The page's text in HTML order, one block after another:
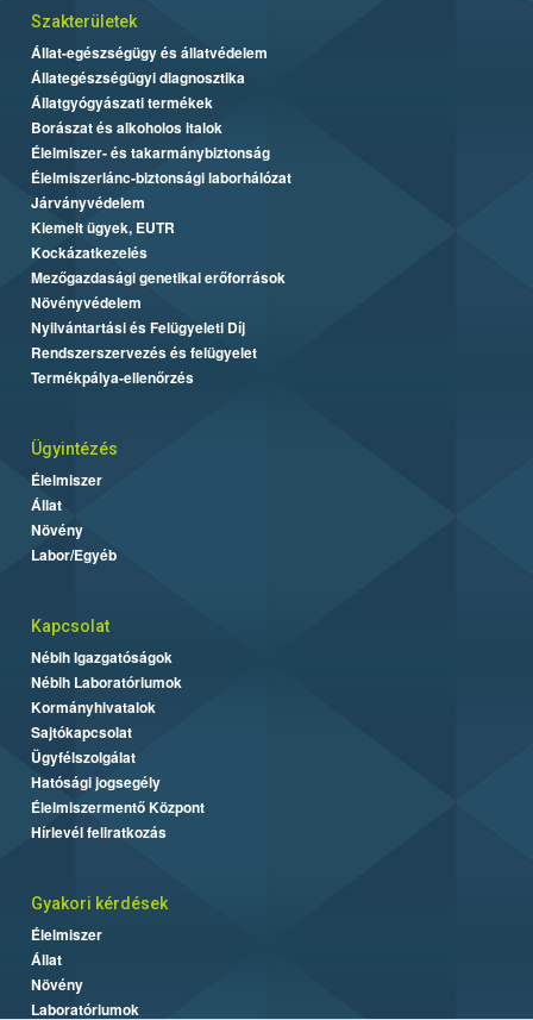
Szakterületek
Állat-egészségügy és állatvédelem
Állategészségügyi diagnosztika
Állatgyógyászati termékek
Borászat és alkoholos italok
Élelmiszer- és takarmánybiztonság
Élelmiszerlánc-biztonsági laborhálózat
Járványvédelem
Kiemelt ügyek, EUTR
Kockázatkezelés
Mezőgazdasági genetikai erőforrások
Növényvédelem
Nyilvántartási és Felügyeleti Díj
Rendszerszervezés és felügyelet
Termékpálya-ellenőrzés
Ügyintézés
Élelmiszer
Állat
Növény
Labor/Egyéb
Kapcsolat
Nébih Igazgatóságok
Nébih Laboratóriumok
Kormányhivatalok
Sajtókapcsolat
Ügyfélszolgálat
Hatósági jogsegély
Élelmiszermentő Központ
Hírlevél feliratkozás
Gyakori kérdések
Élelmiszer
Állat
Növény
Laboratóriumok